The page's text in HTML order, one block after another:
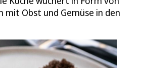
mit Obst und Gemüse in den